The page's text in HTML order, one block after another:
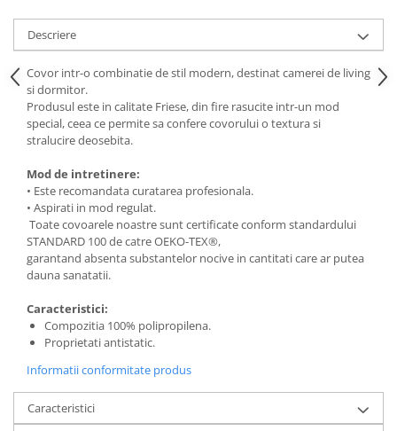
Descriere
Covor intr-o combinatie de stil modern, destinat camerei de living
si dormitor.
Produsul este in calitate Friese, din fire rasucite intr-un mod
special, ceea ce permite sa confere covorului o textura si
stralucire deosebita.
Mod de intretinere:
• Este recomandata curatarea profesionala.
• Aspirati in mod regulat.
Toate covoarele noastre sunt certificate conform standardului
STANDARD 100 de catre OEKO-TEX®,
garantand absenta substantelor nocive in cantitati care ar putea
dauna sanatatii.
Caracteristici:
Compozitia 100% polipropilena.
Proprietati antistatic.
Informatii conformitate produs
Caracteristici